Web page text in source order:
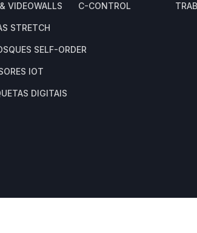
VIDEOWALLS
STRETCH
SELF-ORDER
IOT
DIGITAIS
C-CONTROL